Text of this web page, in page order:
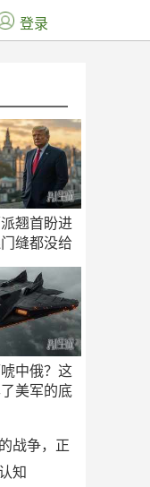
翘首盼进
缝都没给
中俄？这
美军的底
战争，正
知
登录